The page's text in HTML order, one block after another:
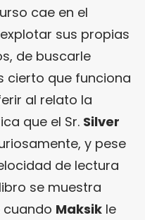
cae en el
sus propias
de buscarle
cierto que funciona
al relato la
que el Sr. Silver
y pese
de lectura
se muestra
Maksik le